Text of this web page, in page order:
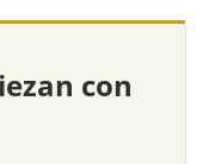
con